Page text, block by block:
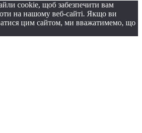
cookie, щоб забезпечити вам
на нашому веб-сайті. Якщо ви
цим сайтом, ми вважатимемо, що